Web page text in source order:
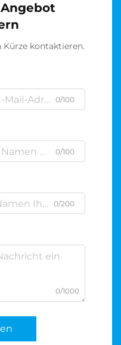
Kürze kontaktieren.
0/100
0/100
0/200
0/1000